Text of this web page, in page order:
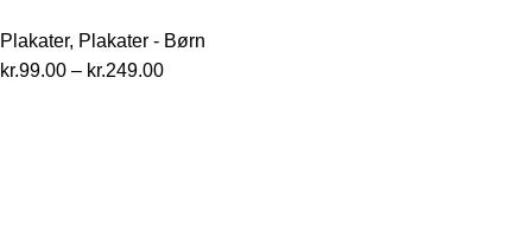
Plakater, Plakater - Børn
kr.99.00 – kr.249.00